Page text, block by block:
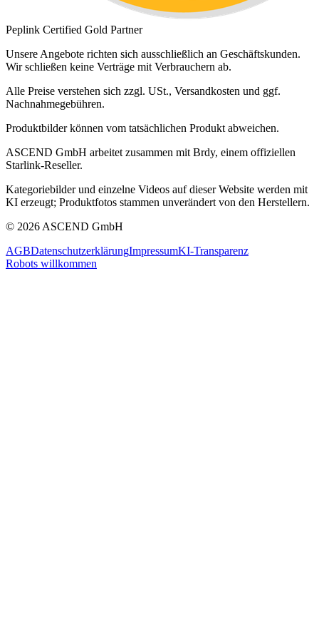
Peplink Certified Gold Partner
Unsere Angebote richten sich ausschließlich an Geschäftskunden.
Wir schließen keine Verträge mit Verbrauchern ab.
Alle Preise verstehen sich zzgl. USt., Versandkosten und ggf.
Nachnahmegebühren.
Produktbilder können vom tatsächlichen Produkt abweichen.
ASCEND GmbH arbeitet zusammen mit Brdy, einem offiziellen
Starlink-Reseller.
Kategoriebilder und einzelne Videos auf dieser Website werden mit
KI erzeugt; Produktfotos stammen unverändert von den Herstellern.
© 2026 ASCEND GmbH
AGBDatenschutzerklärungImpressumKI-Transparenz
Robots willkommen